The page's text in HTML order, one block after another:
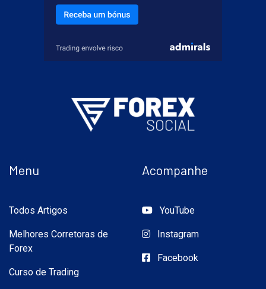
Menu
Todos Artigos
Melhores Corretoras de
Forex
Curso de Trading
Acompanhe
YouTube
Instagram
Facebook